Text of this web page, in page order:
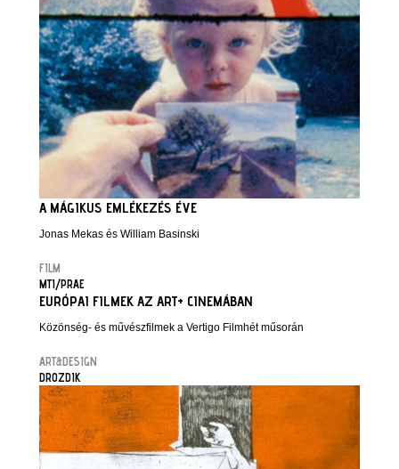
A MÁGIKUS EMLÉKEZÉS ÉVE
Jonas Mekas és William Basinski
FILM
MTI/PRAE
EURÓPAI FILMEK AZ ART+ CINEMÁBAN
Közönség- és művészfilmek a Vertigo Filmhét műsorán
ART&DESIGN
DROZDIK